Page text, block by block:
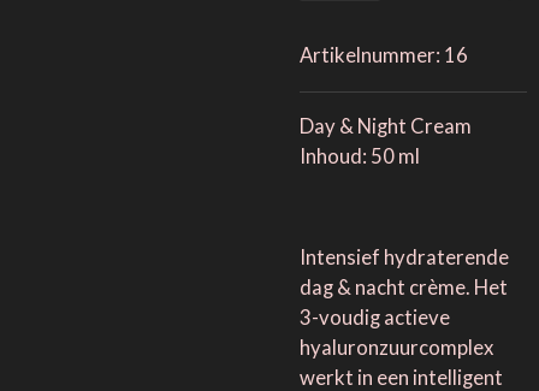
Artikelnummer: 16
Day & Night Cream
Inhoud: 50 ml
Intensief hydraterende
dag & nacht crème. Het
3-voudig actieve
hyaluronzuurcomplex
werkt in een intelligent